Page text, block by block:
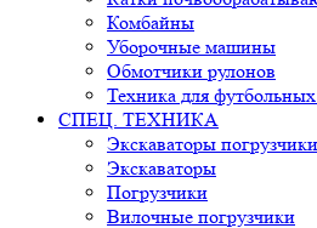
Комбайны
Уборочные машины
Обмотчики рулонов
Техника для
СПЕЦ. ТЕХНИКА
Экскаваторы погрузчики
Экскаваторы
Погрузчики
Вилочные погрузчики